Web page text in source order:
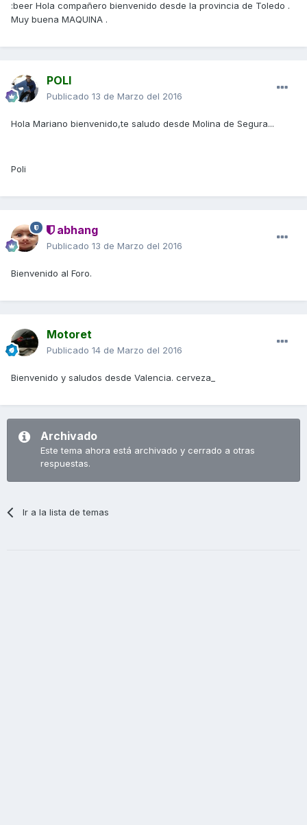
:beer Hola compañero bienvenido desde la provincia de Toledo .
Muy buena MAQUINA .
POLI
Publicado 13 de Marzo del 2016
Hola Mariano bienvenido,te saludo desde Molina de Segura...
Poli
abhang
Publicado 13 de Marzo del 2016
Bienvenido al Foro.
Motoret
Publicado 14 de Marzo del 2016
Bienvenido y saludos desde Valencia. cerveza_
Archivado
Este tema ahora está archivado y cerrado a otras
respuestas.
Ir a la lista de temas